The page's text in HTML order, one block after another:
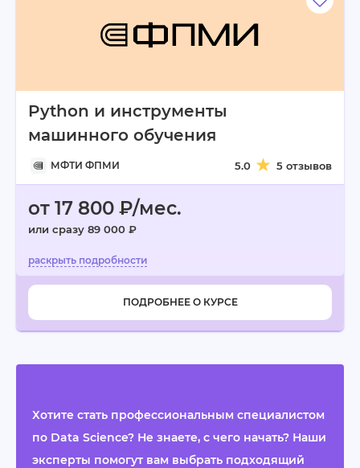
Python и инструменты
машинного обучения
МФТИ ФПМИ 5.0 5 отзывов
от 17 800 ₽/мес.
или сразу 89 000 ₽
ПОДРОБНЕЕ О КУРСЕ
Хотите стать профессиональным специалистом
по Data Science? Не знаете, с чего начать? Наши
эксперты помогут вам выбрать подходящий